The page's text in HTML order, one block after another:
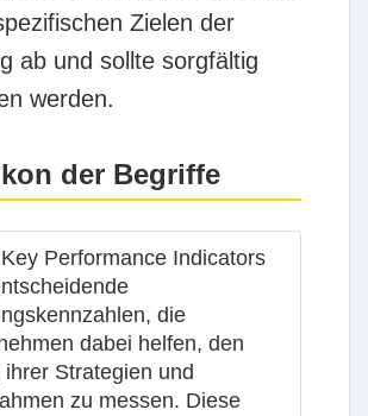
Zielen der
ab und sollte sorgfältig
werden.
der Begriffe
Performance Indicators
die
dabei helfen, den
ihrer Strategien und
zu messen. Diese